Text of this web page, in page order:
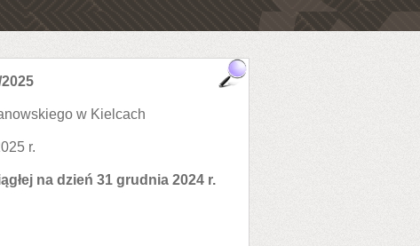
w Kielcach
r.
na dzień 31 grudnia 2024 r.